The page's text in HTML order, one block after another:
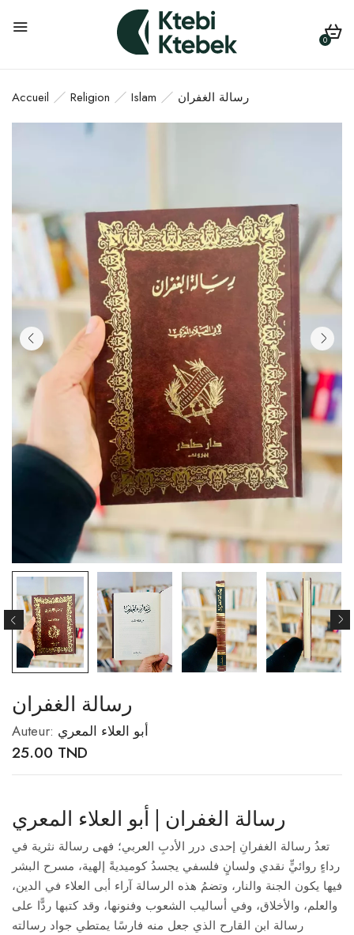
0
Accueil Religion Islam رسالة الغفران
رسالة الغفران
Auteur: أبو العلاء المعري
25.00 TND
رسالة الغفران | أبو العلاء المعري
تعدُ رسالة الغفرانِ إحدى درر الأدبِ العربي؛ فهى رسالة نثرية في
رداءٍ روائيٍّ نقدي ولسانٍ فلسفي يجسدُ كوميديةً إلهية، مسرح البشر
فيها يكون الجنة والنار، وتضمُ هذه الرسالة آراء أبى العلاء في الدين،
والعلم، والأخلاق، وفي أساليب الشعوب وفنونها، وقد كتبها ردًّا على
رسالة ابن القارح الذي جعل منه فارسًا يمتطي جواد رسالته